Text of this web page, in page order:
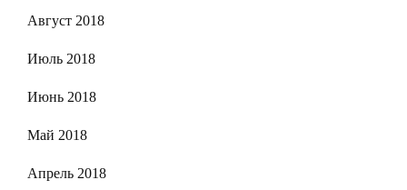
Август 2018
Июль 2018
Июнь 2018
Май 2018
Апрель 2018